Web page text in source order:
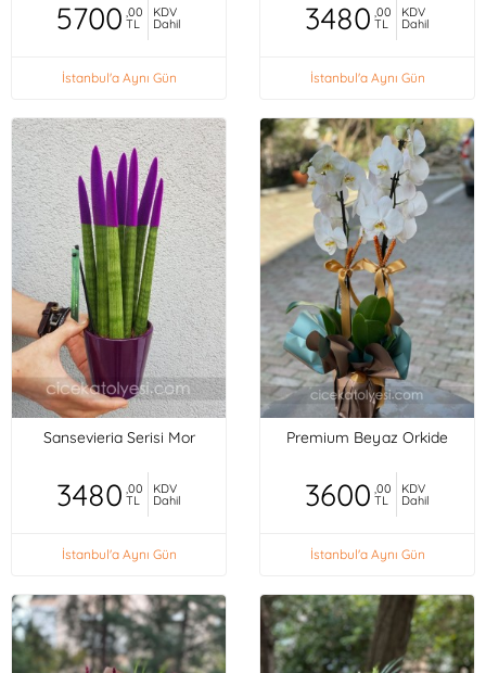
5700 ,00
TL
KDV
Dahil
İstanbul'a Aynı Gün
3480 ,00
TL
KDV
Dahil
İstanbul'a Aynı Gün
Sansevieria Serisi Mor
3480 ,00
TL
KDV
Dahil
İstanbul'a Aynı Gün
Premium Beyaz Orkide
3600 ,00
TL
KDV
Dahil
İstanbul'a Aynı Gün